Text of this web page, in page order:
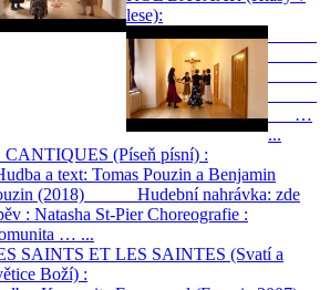
lese):
…
...
(Píseň písní) :
a text: Tomas Pouzin a Benjamin
(2018) Hudební nahrávka: zde
: Natasha St-Pier Choreografie :
… ...
SAINTS ET LES SAINTES (Svatí a
Boží) :